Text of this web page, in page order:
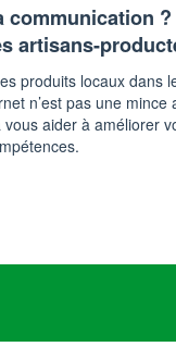
communication ?
artisans-
produits locaux dans
n’est pas une mince
aider à améliorer